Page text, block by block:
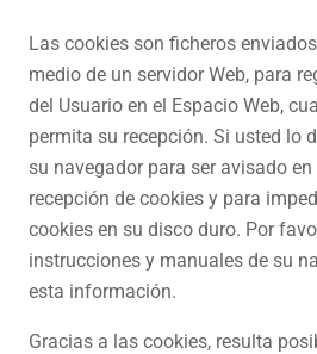
Las cookies son ficheros
medio de un servidor Web, para
del Usuario en el Espacio Web,
permita su recepción. Si usted lo
su navegador para ser avisado
recepción de cookies y para
cookies en su disco duro. Por
instrucciones y manuales de su
esta información.
Gracias a las cookies, resulta